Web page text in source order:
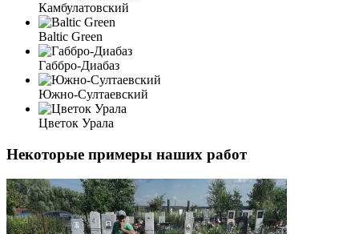
Камбулатовский
Baltic Green
Габбро-Диабаз
Южно-Султаевский
Цветок Урала
Некоторые примеры наших работ